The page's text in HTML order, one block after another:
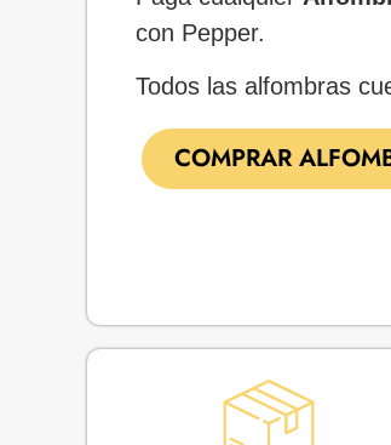
con Pepper.
Todos las alfombras
COMPRAR